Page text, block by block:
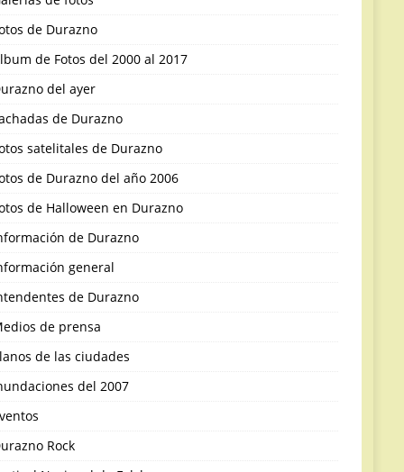
de Durazno
de Fotos del 2000 al 2017
del ayer
de Durazno
satelitales de Durazno
de Durazno del año 2006
de Halloween en Durazno
de Durazno
general
de Durazno
de prensa
de las ciudades
del 2007
Rock